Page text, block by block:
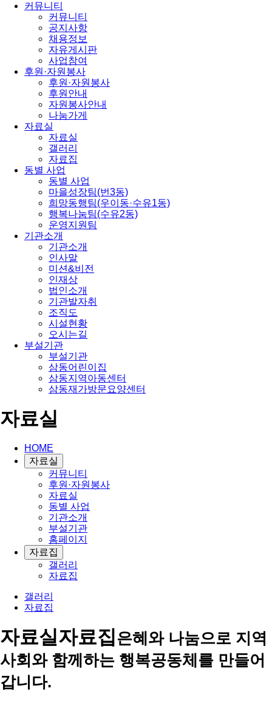
커뮤니티
커뮤니티
공지사항
채용정보
자유게시판
사업참여
후원·자원봉사
후원·자원봉사
후원안내
자원봉사안내
나눔가게
자료실
자료실
갤러리
자료집
동별 사업
동별 사업
마을성장팀(번3동)
희망동행팀(우이동·수유1동)
행복나눔팀(수유2동)
운영지원팀
기관소개
기관소개
인사말
미션&비전
인재상
법인소개
기관발자취
조직도
시설현황
오시는길
부설기관
부설기관
삼동어린이집
삼동지역아동센터
삼동재가방문요양센터
자료실
HOME
자료실
커뮤니티
후원·자원봉사
자료실
동별 사업
기관소개
부설기관
홈페이지
자료집
갤러리
자료집
갤러리
자료집
자료실자료집은혜와 나눔으로 지역
사회와 함께하는 행복공동체를 만들어
갑니다.